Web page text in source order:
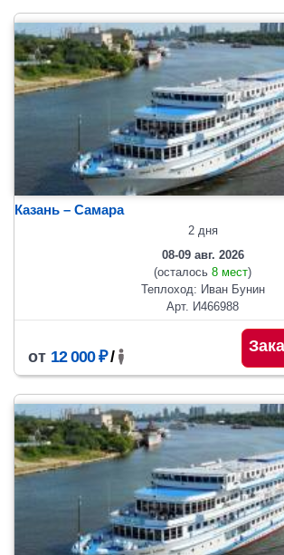
Казань – Самара
2 дня
08-09 авг. 2026
(осталось 8 мест)
Теплоход: Иван Бунин
Арт. И466988
от 12 000 ₽/